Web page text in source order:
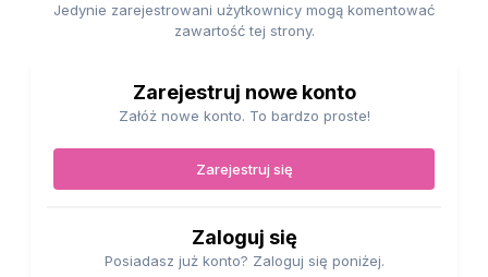
Jedynie zarejestrowani użytkownicy mogą komentować
zawartość tej strony.
Zarejestruj nowe konto
Załóż nowe konto. To bardzo proste!
Zarejestruj się
Zaloguj się
Posiadasz już konto? Zaloguj się poniżej.